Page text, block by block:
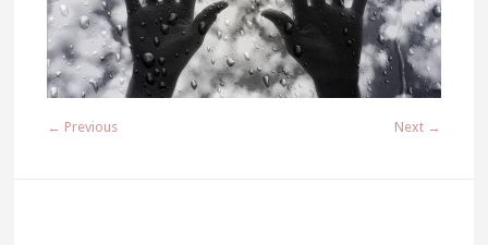
← Previous Next →